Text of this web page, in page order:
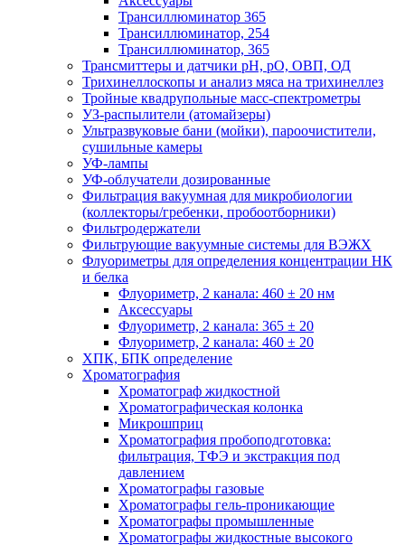
Трансиллюминатор 365
Трансиллюминатор, 254
Трансиллюминатор, 365
Трансмиттеры и датчики рН, рО, ОВП, ОД
Трихинеллоскопы и анализ мяса на трихинеллез
Тройные квадрупольные масс-спектрометры
УЗ-распылители (атомайзеры)
Ультразвуковые бани (мойки), пароочистители,
сушильные камеры
УФ-лампы
УФ-облучатели дозированные
Фильтрация вакуумная для микробиологии
(коллекторы/гребенки, пробоотборники)
Фильтродержатели
Фильтрующие вакуумные системы для ВЭЖХ
Флуориметры для определения концентрации НК
и белка
Флуориметр, 2 канала: 460 ± 20 нм
Аксессуары
Флуориметр, 2 канала: 365 ± 20
Флуориметр, 2 канала: 460 ± 20
ХПК, БПК определение
Хроматография
Хроматограф жидкостной
Хроматографическая колонка
Микрошприц
Хроматография пробоподготовка:
фильтрация, ТФЭ и экстракция под
давлением
Хроматографы газовые
Хроматографы гель-проникающие
Хроматографы промышленные
Хроматографы жидкостные высокого